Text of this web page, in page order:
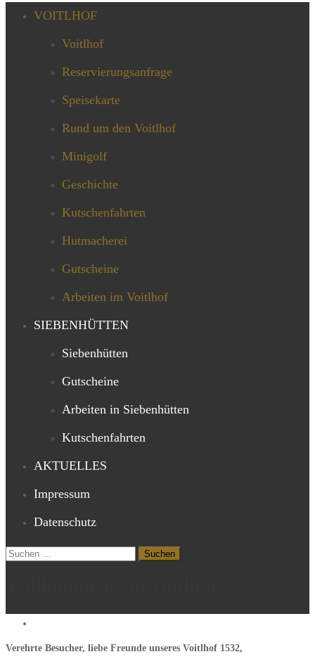
VOITLHOF
Voitlhof
Reservierungsanfrage
Speisekarte
Rund um den Voitlhof
Minigolf
Geschichte
Kutschenfahrten
Hutmacherei
Gutscheine
Arbeiten im Voitlhof
SIEBENHÜTTEN
Siebenhütten
Gutscheine
Arbeiten in Siebenhütten
Kutschenfahrten
AKTUELLES
Impressum
Datenschutz
Suchen
Verehrte Besucher, liebe Freunde unseres Voitlhof 1532,